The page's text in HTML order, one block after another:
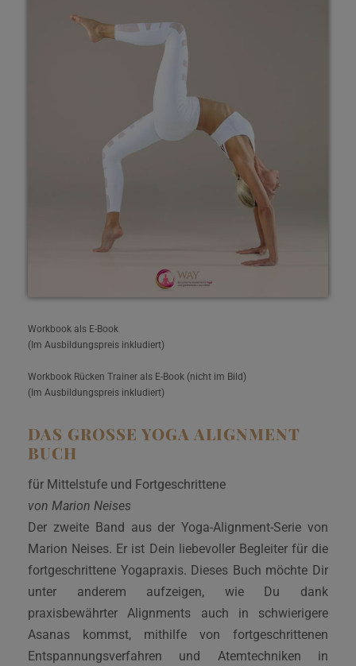
Workbook als E-Book
(Im Ausbildungspreis inkludiert)
Workbook Rücken Trainer als E-Book (nicht im Bild)
(Im Ausbildungspreis inkludiert)
DAS GROSSE YOGA ALIGNMENT B
UCH
für Mittelstufe und Fortgeschrittene
von Marion Neises
Der zweite Band aus der Yoga-Alignment-Serie von
Marion Neises. Er ist Dein liebevoller Begleiter für die
fortgeschrittene Yogapraxis. Dieses Buch möchte Dir
unter anderem aufzeigen, wie Du dank
praxisbewährter Alignments auch in schwierigere
Asanas kommst, mithilfe von fortgeschrittenen
Entspannungsverfahren und Atemtechniken in